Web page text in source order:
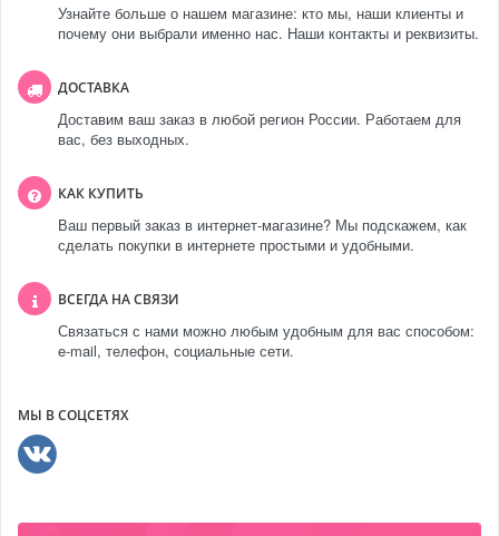
Узнайте больше о нашем магазине: кто мы, наши клиенты и
почему они выбрали именно нас. Наши контакты и реквизиты.
ДОСТАВКА
Доставим ваш заказ в любой регион России. Работаем для
вас, без выходных.
КАК КУПИТЬ
Ваш первый заказ в интернет-магазине? Мы подскажем, как
сделать покупки в интернете простыми и удобными.
ВСЕГДА НА СВЯЗИ
Связаться с нами можно любым удобным для вас способом:
e-mail, телефон, социальные сети.
МЫ В СОЦСЕТЯХ